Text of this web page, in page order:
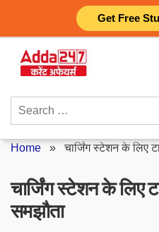
Get Free
content
Search
Home »चार्जिंग स्टेशन के लिए
चार्जिंग स्टेशन के लिए
समझौता